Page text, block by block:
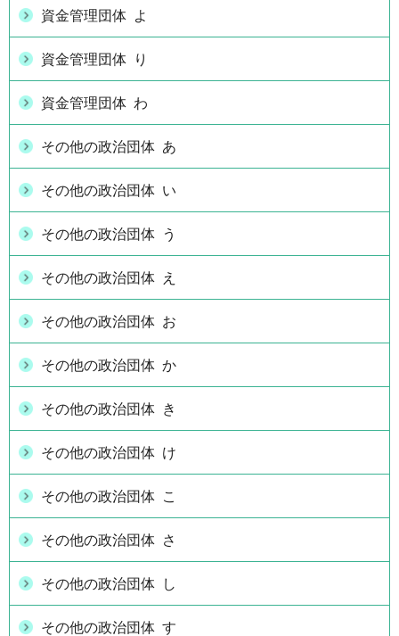
資金管理団体 よ
資金管理団体 り
資金管理団体 わ
その他の政治団体 あ
その他の政治団体 い
その他の政治団体 う
その他の政治団体 え
その他の政治団体 お
その他の政治団体 か
その他の政治団体 き
その他の政治団体 け
その他の政治団体 こ
その他の政治団体 さ
その他の政治団体 し
その他の政治団体 す